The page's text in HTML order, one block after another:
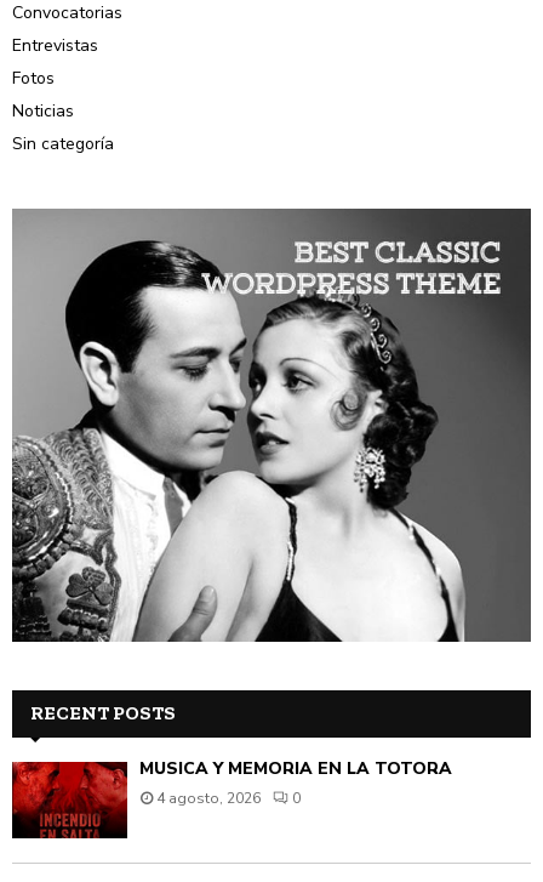
Convocatorias
Entrevistas
Fotos
Noticias
Sin categoría
RECENT POSTS
MÚSICA Y MEMORIA EN LA TOTORA
4 agosto, 2026 0